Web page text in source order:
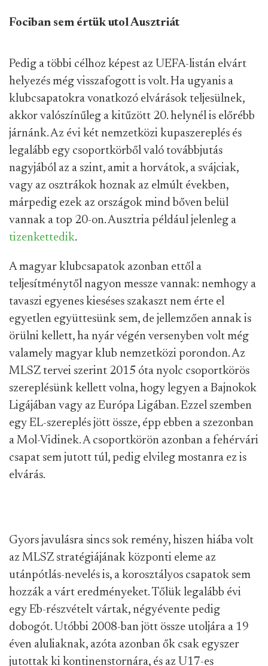
Fociban sem értük utol Ausztriát
Pedig a többi célhoz képest az UEFA-listán elvárt
helyezés még visszafogott is volt. Ha ugyanis a
klubcsapatokra vonatkozó elvárások teljesülnek,
akkor valószínűleg a kitűzött 20. helynél is előrébb
járnánk. Az évi két nemzetközi kupaszereplés és
legalább egy csoportkörből való továbbjutás
nagyjából az a szint, amit a horvátok, a svájciak,
vagy az osztrákok hoznak az elmúlt években,
márpedig ezek az országok mind bőven belül
vannak a top 20-on. Ausztria például jelenleg a
tizenkettedik.
A magyar klubcsapatok azonban ettől a
teljesítménytől nagyon messze vannak: nemhogy a
tavaszi egyenes kieséses szakaszt nem érte el
egyetlen együttesünk sem, de jellemzően annak is
örülni kellett, ha nyár végén versenyben volt még
valamely magyar klub nemzetközi porondon. Az
MLSZ tervei szerint 2015 óta nyolc csoportkörös
szereplésünk kellett volna, hogy legyen a Bajnokok
Ligájában vagy az Európa Ligában. Ezzel szemben
egy EL-szereplés jött össze, épp ebben a szezonban
a Mol-Vidinek. A csoportkörön azonban a fehérvári
csapat sem jutott túl, pedig elvileg mostanra ez is
elvárás.
Gyors javulásra sincs sok remény, hiszen hiába volt
az MLSZ stratégiájának központi eleme az
utánpótlás-nevelés is, a korosztályos csapatok sem
hozzák a várt eredményeket. Tőlük legalább évi
egy Eb-részvételt vártak, négyévente pedig
dobogót. Utóbbi 2008-ban jött össze utoljára a 19
éven aluliaknak, azóta azonban ők csak egyszer
jutottak ki kontinenstornára, és az U17-es